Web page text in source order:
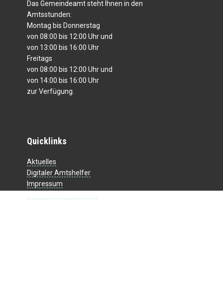
Das Gemeindeamt steht Ihnen in den
Amtsstunden:
Montag bis Donnerstag
von 08:00 bis 12:00 Uhr und
von 13:00 bis 16:00 Uhr
Freitags
von 08:00 bis 12:00 Uhr und
von 14:00 bis 16:00 Uhr
zur Verfügung.
Quicklinks
Aktuelles
Digitaler Amtshelfer
Impressum